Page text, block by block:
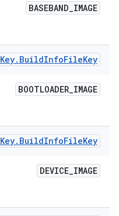
BASEBAND_IMAGE
Key. BuildInfoFileKey
BOOTLOADER_IMAGE
Key. BuildInfoFileKey
DEVICE_IMAGE